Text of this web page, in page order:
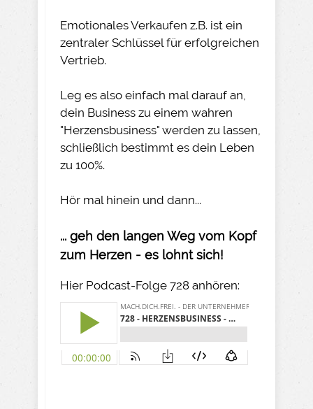
Emotionales Verkaufen z.B. ist ein
zentraler Schlüssel für erfolgreichen
Vertrieb.
Leg es also einfach mal darauf an,
dein Business zu einem wahren
"Herzensbusiness" werden zu lassen,
schließlich bestimmt es dein Leben
zu 100%.
Hör mal hinein und dann...
... geh den langen Weg vom Kopf
zum Herzen - es lohnt sich!
Hier Podcast-Folge 728 anhören: